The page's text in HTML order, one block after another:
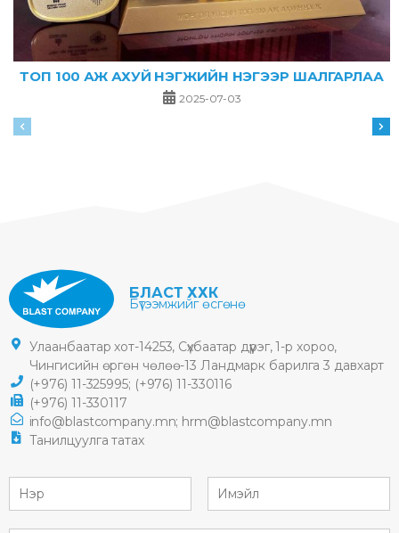
ТОП 100 АЖ АХУЙ НЭГЖИЙН НЭГЭЭР ШАЛГАРЛАА
2025-07-03
БЛАСТ ХХК
Бүтээмжийг өсгөнө
Улаанбаатар хот-14253, Сүхбаатар дүүрэг, 1-р хороо,
Чингисийн өргөн чөлөө-13 Ландмарк барилга 3 давхарт
(+976) 11-325995; (+976) 11-330116
(+976) 11-330117
info@blastcompany.mn; hrm@blastcompany.mn
Танилцуулга татах